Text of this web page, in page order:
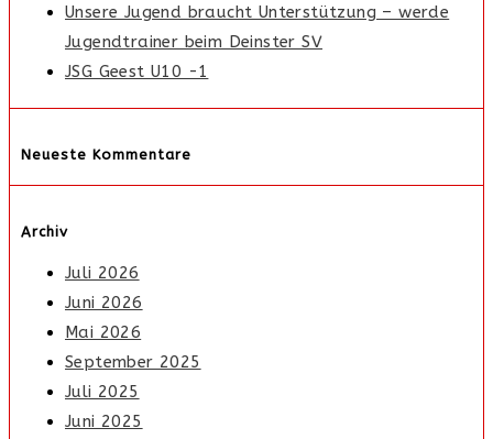
Unsere Jugend braucht Unterstützung – werde
Jugendtrainer beim Deinster SV
JSG Geest U10 -1
Neueste Kommentare
Archiv
Juli 2026
Juni 2026
Mai 2026
September 2025
Juli 2025
Juni 2025